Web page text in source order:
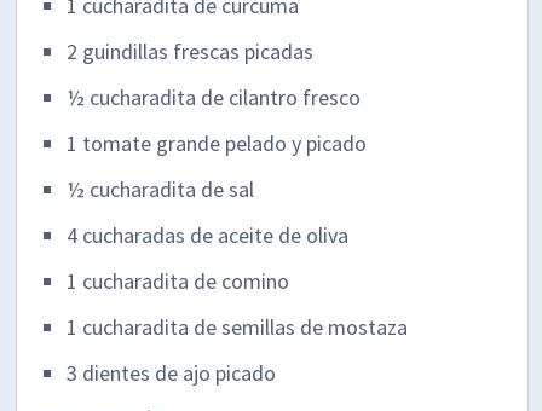
2 guindillas frescas picadas
½ cucharadita de cilantro fresco
1 tomate grande pelado y picado
½ cucharadita de sal
4 cucharadas de aceite de oliva
1 cucharadita de comino
1 cucharadita de semillas de mostaza
3 dientes de ajo picado